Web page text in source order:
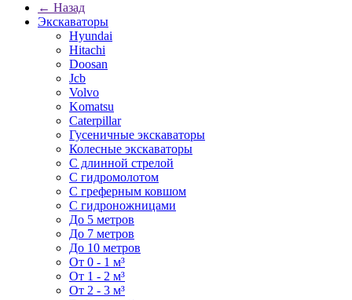
← Назад
Экскаваторы
Hyundai
Hitachi
Doosan
Jcb
Volvo
Komatsu
Caterpillar
Гусеничные экскаваторы
Колесные экскаваторы
С длинной стрелой
С гидромолотом
С греферным ковшом
С гидроножницами
До 5 метров
До 7 метров
До 10 метров
От 0 - 1 м³
От 1 - 2 м³
От 2 - 3 м³